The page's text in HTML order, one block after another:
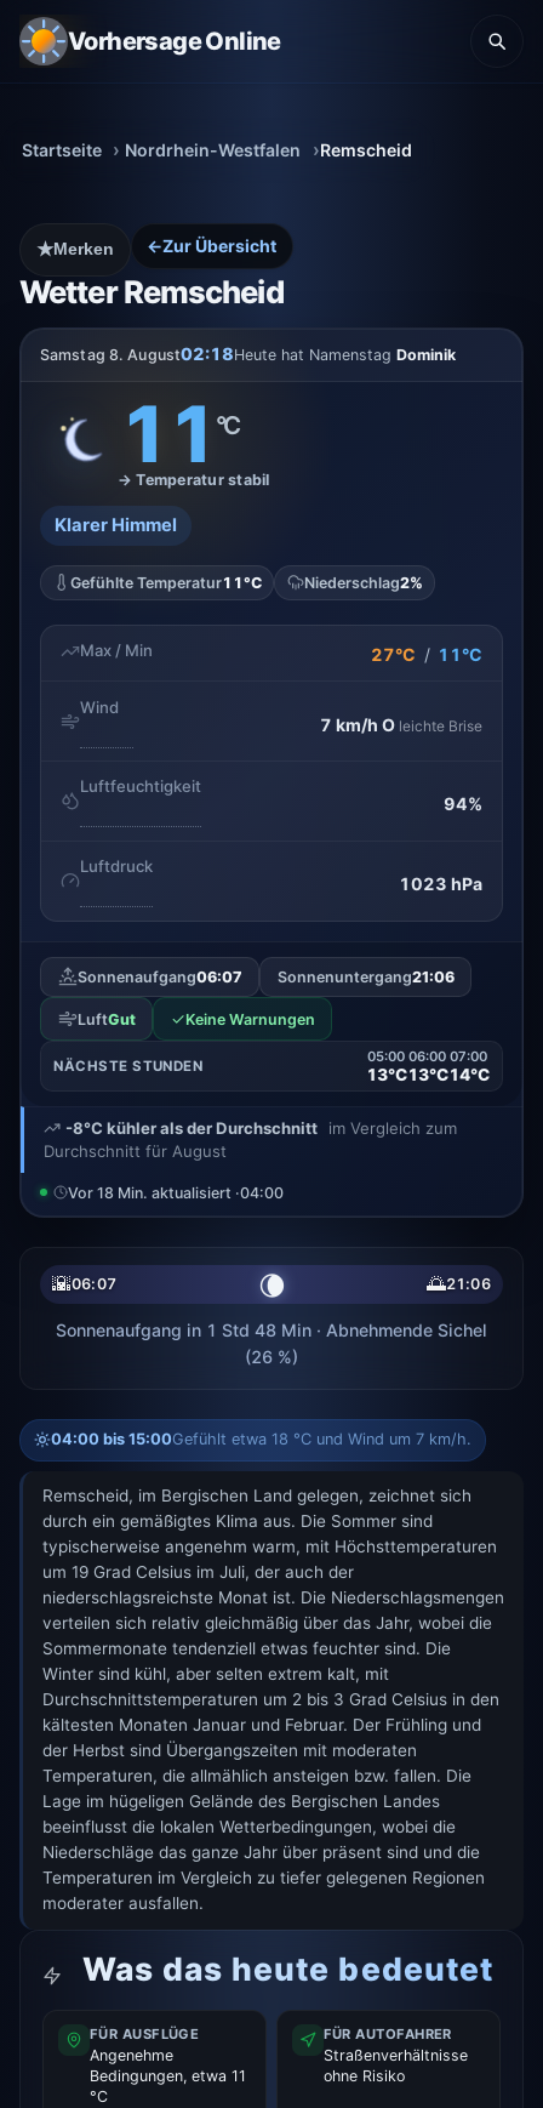
Vorhersage Online
Startseite Nordrhein-Westfalen Remscheid
←Zur Übersicht
Wetter Remscheid
★Merken
Samstag 8. August02:18Heute hat NamenstagDominik
11 °C
→ Temperatur stabil
Klarer Himmel
Gefühlte Temperatur11°C Niederschlag2%
Max / Min 27°C / 11°C
Wind
7 km/h O leichte Brise
Luftfeuchtigkeit
94%
Luftdruck
1023 hPa
Sonnenaufgang06:07 Sonnenuntergang21:06
LuftGut ✓Keine Warnungen
NÄCHSTE STUNDEN
05:00
13°C
06:00
13°C
07:00
14°C
-8°C kühler als der Durchschnitt
im Vergleich zum
Durchschnitt für August
Vor 18 Min. aktualisiert ·04:00
🌇06:07 🌘 🌅21:06
Sonnenaufgang in 1 Std 48 Min · Abnehmende Sichel
(26 %)
04:00 bis 15:00Gefühlt etwa 18 °C und Wind um 7 km/h.
Remscheid, im Bergischen Land gelegen, zeichnet sich
durch ein gemäßigtes Klima aus. Die Sommer sind
typischerweise angenehm warm, mit Höchsttemperaturen
um 19 Grad Celsius im Juli, der auch der
niederschlagsreichste Monat ist. Die Niederschlagsmengen
verteilen sich relativ gleichmäßig über das Jahr, wobei die
Sommermonate tendenziell etwas feuchter sind. Die
Winter sind kühl, aber selten extrem kalt, mit
Durchschnittstemperaturen um 2 bis 3 Grad Celsius in den
kältesten Monaten Januar und Februar. Der Frühling und
der Herbst sind Übergangszeiten mit moderaten
Temperaturen, die allmählich ansteigen bzw. fallen. Die
Lage im hügeligen Gelände des Bergischen Landes
beeinflusst die lokalen Wetterbedingungen, wobei die
Niederschläge das ganze Jahr über präsent sind und die
Temperaturen im Vergleich zu tiefer gelegenen Regionen
moderater ausfallen.
Was das heute bedeutet
FÜR AUSFLÜGE
Angenehme
Bedingungen, etwa 11
°C
FÜR AUTOFAHRER
Straßenverhältnisse
ohne Risiko